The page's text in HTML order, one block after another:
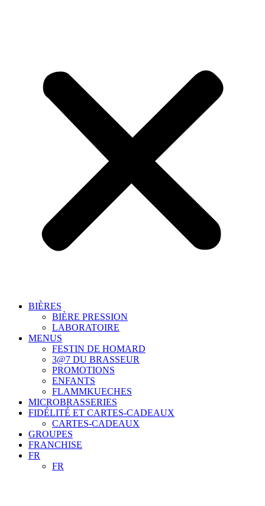
BIÈRES
BIÈRE PRESSION
LABORATOIRE
MENUS
FESTIN DE HOMARD
3@7 DU BRASSEUR
PROMOTIONS
ENFANTS
FLAMMKUECHES
MICROBRASSERIES
FIDÉLITÉ ET CARTES-CADEAUX
CARTES-CADEAUX
GROUPES
FRANCHISE
FR
FR